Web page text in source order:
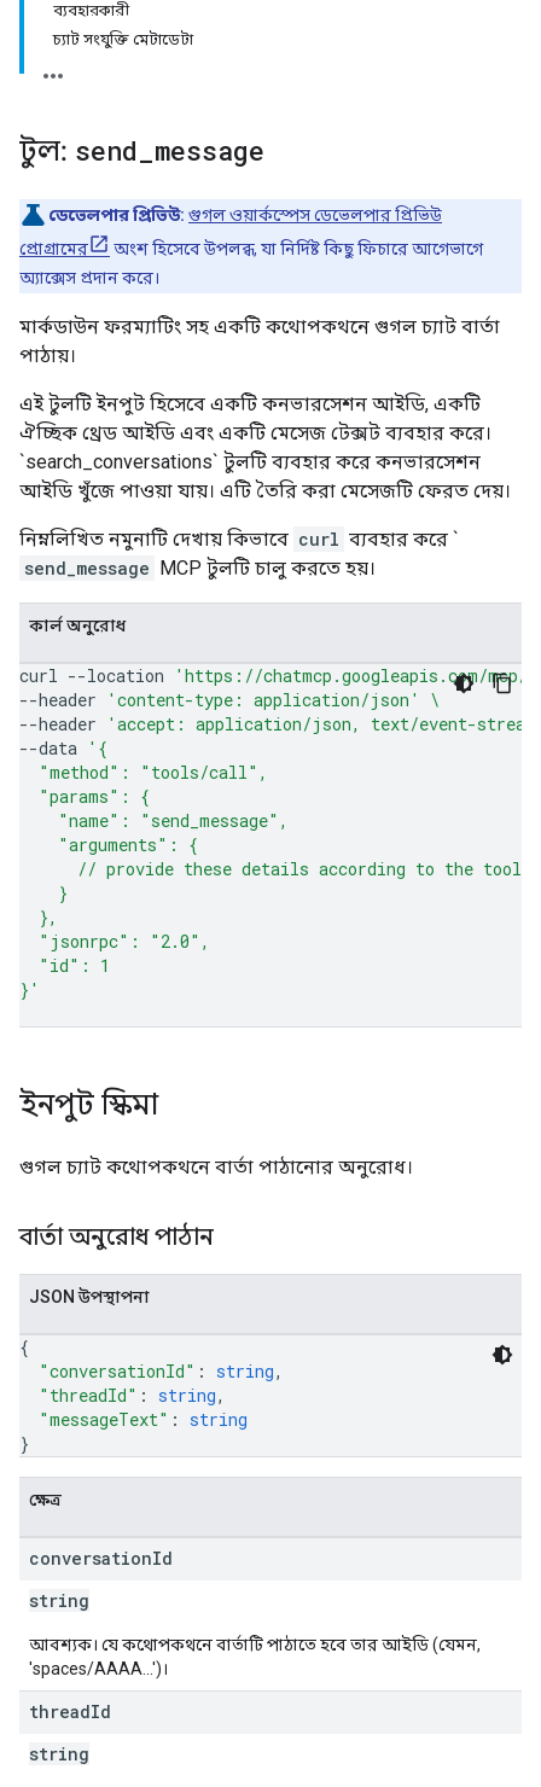
ব্যবহারকারী
চ্যাট সংযুক্তি মেটাডেটা
টুল: send message
ডেভেলপার প্রিভিউ: গুগল ওয়ার্কস্পেস ডেভেলপার প্রিভিউ
প্রোগ্রামের
অংশ হিসেবে উপলব্ধ, যা নির্দিষ্ট কিছু ফিচারে আগেভাগে
অ্যাক্সেস প্রদান করে।
মার্কডাউন ফরম্যাটিং সহ একটি কথোপকথনে গুগল চ্যাট বার্তা
পাঠায়।
এই টুলটি ইনপুট হিসেবে একটি কনভারসেশন আইডি, একটি
ঐচ্ছিক থ্রেড আইডি এবং একটি মেসেজ টেক্সট ব্যবহার করে।
`search_conversations` টুলটি ব্যবহার করে কনভারসেশন
আইডি খুঁজে পাওয়া যায়। এটি তৈরি করা মেসেজটি ফেরত দেয়।
নিম্নলিখিত নমুনাটি দেখায় কিভাবে curl ব্যবহার করে `
send_message MCP টুলটি চালু করতে হয়।
কার্ল অনুরোধ
curl --location
'https://chatmcp.googleapis.com/mcp/
--header
'content-type: application/json'
\
--header
'accept: application/json, text/event-
--data '{
  "method": "tools/call",
  "params": {
    "name": "send_message",
    "arguments": {
// provide these details according to the tool
    }
  },
  "jsonrpc": "2.0",
  "id": 1
}'
ইনপুট স্কিমা
গুগল চ্যাট কথোপকথনে বার্তা পাঠানোর অনুরোধ।
বার্তা অনুরোধ পাঠান
JSON উপস্থাপনা
{
"conversationId" : string,
"threadId" : string,
"messageText" : string
}
ক্ষেত্র
conversationId
string
আবশ্যক। যে কথোপকথনে বার্তাটি পাঠাতে হবে তার আইডি (যেমন,
'spaces/AAAA...')।
threadId
string